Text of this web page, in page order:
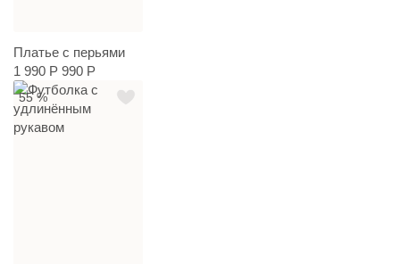
Платье с перьями
1 990 Р 990 Р
55 %